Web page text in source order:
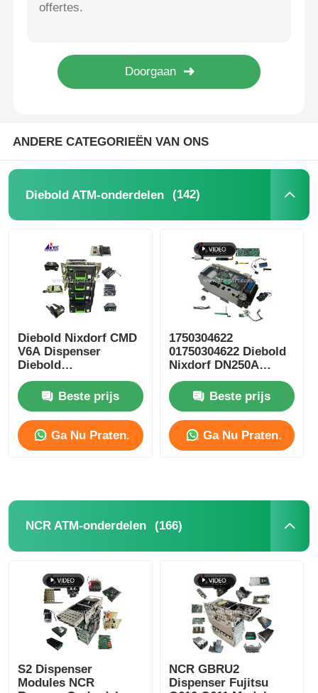
NCR ATM-onderdelen
Hyosung ATM onderdelen
Fujitsu ATM-onderdelen
Hitachi ATM-onderdelen
De Delen van GRG ATM
Glory NMD ATM onderdelen
OKI ATM-onderdelen
Genmega ATM -onderdelen
Bankbiljetten sorteren
rekeningsteller
Kaartprinter
pinautomaat
ANDERE CATEGORIEËN VAN ONS
Diebold ATM-onderdelen (142)
Diebold Nixdorf CMD
V6A Dispenser
Diebold
Geldautomaatonderdelen
DN250A Bank
Geldautomaatonderdelen
Beste prijs
Ga Nu Praten.
1750304622
01750304622 Diebold
Nixdorf DN250A
Kaartlezer ICT3H5-
3AD2792 ATM
Onderdelen
Beste prijs
Ga Nu Praten.
NCR ATM-onderdelen (166)
S2 Dispenser
Modules NCR
NCR GBRU2
Dispenser Fujitsu